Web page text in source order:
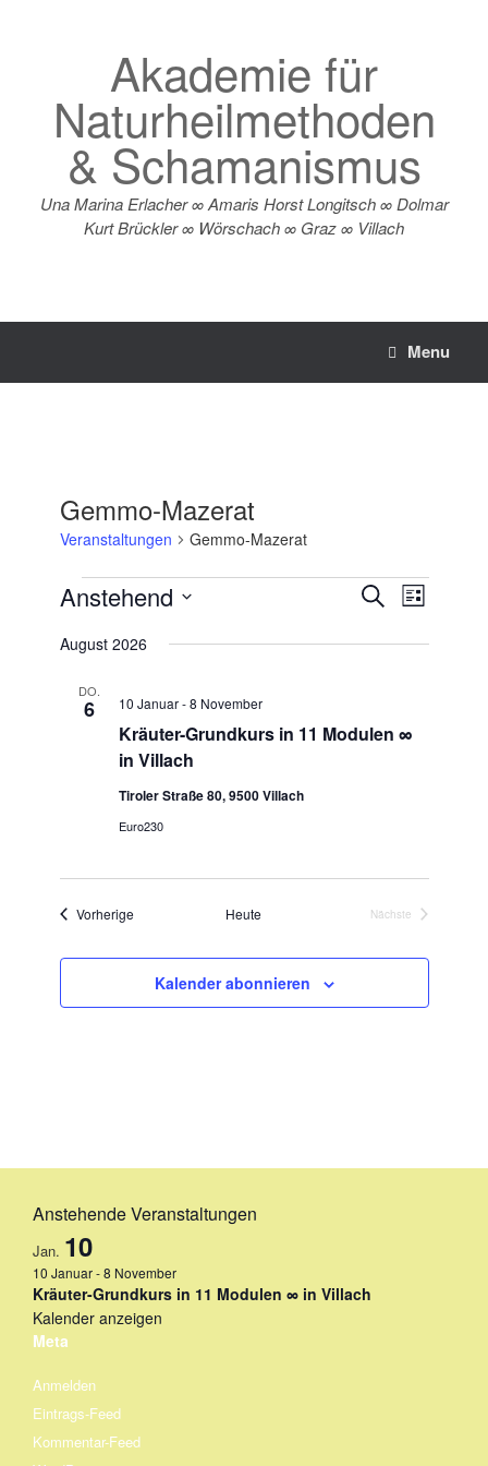
Akademie für
Naturheilmethoden
& Schamanismus
Una Marina Erlacher ∞ Amaris Horst Longitsch ∞ Dolmar
Kurt Brückler ∞ Wörschach ∞ Graz ∞ Villach
Menu
Gemmo-Mazerat
Veranstaltungen Gemmo-Mazerat
Veranstaltungen
Veranstaltungen
Suche
Ansichten,
Suche
Ansichten-
Liste
Anstehend
wählen.
August 2026
DO.
6
Kräuter-Grundkurs in 11 Modulen ∞
in Villach
10 Januar-8 November
Tiroler Straße 80, 9500 Villach
Euro230
VorherigeVeranstaltungenHeute
Nächste
Kalender abonnieren
Anstehende Veranstaltungen
Jan. 10
10 Januar-8 November
Kräuter-Grundkurs in 11 Modulen ∞ in Villach
Kalender anzeigen
Meta
Anmelden
Eintrags-Feed
Kommentar-Feed